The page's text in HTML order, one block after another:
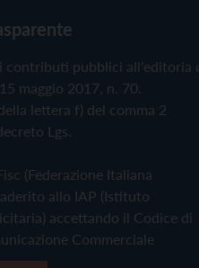
contributi pubblici all'editoria
maggio 2017, n. 70.
lettera f) del comma 2
Lgs.
(Federazione Italiana
allo IAP (Istituto
accettando il Codice di
Commerciale